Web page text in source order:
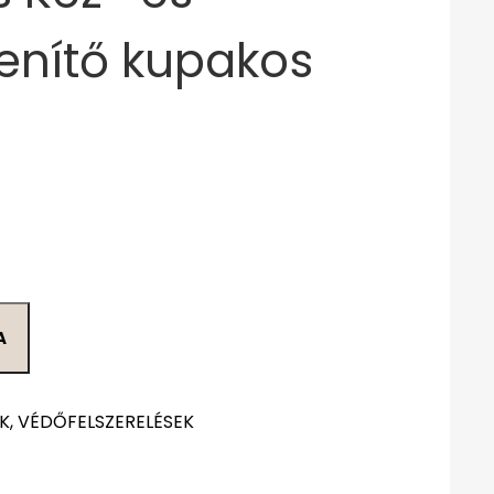
kupakos
VÉDŐFELSZERELÉSEK